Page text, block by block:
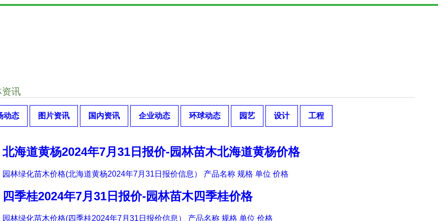
讯
动态 图片资讯 国内资讯 企业动态 环球动态 园艺 设计 工程
北海道黄杨2024年7月31日报价-园林苗木北海道黄杨价格
园林绿化苗木价格(北海道黄杨2024年7月31日报价信息） 产品名称 规格 单位 价格
四季桂2024年7月31日报价-园林苗木四季桂价格
园林绿化苗木价格(四季桂2024年7月31日报价信息） 产品名称 规格 单位 价格